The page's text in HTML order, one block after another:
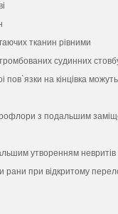
тканин рiвними
судинних
на кiнцiвка
з подальшим
утворенням
рани при вiдкритому